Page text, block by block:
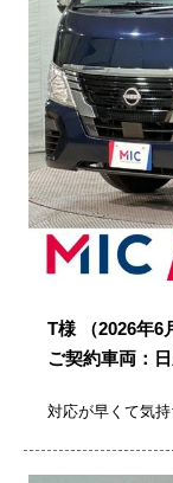
T様
（2026年6
ご契約車両：
対応が早くて気